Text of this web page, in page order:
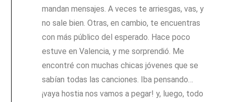
mandan mensajes. A veces te arriesgas, vas, y
no sale bien. Otras, en cambio, te encuentras
con más público del esperado. Hace poco
estuve en Valencia, y me sorprendió. Me
encontré con muchas chicas jóvenes que se
sabían todas las canciones. Iba pensando…
¡vaya hostia nos vamos a pegar! y, luego, todo